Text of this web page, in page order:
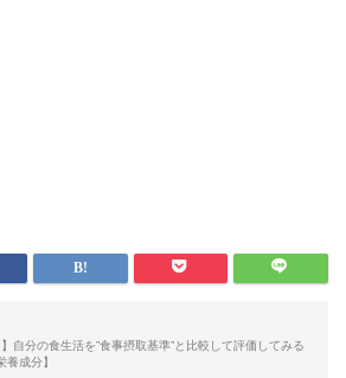
自分の食生活を”食事摂取基準”と比較して評価してみる
成分】